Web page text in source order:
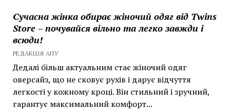
Сучасна жінка обирає жіночий одяг від Twins
Store – почувайся вільно та легко завжди і
всюди!
РЕДАКЦІЯ АПУ
Дедалі більш актуальним стає жіночий одяг
оверсайз, що не сковує рухів і дарує відчуття
легкості у кожному кроці. Він стильний і зручний,
гарантує максимальний комфорт...